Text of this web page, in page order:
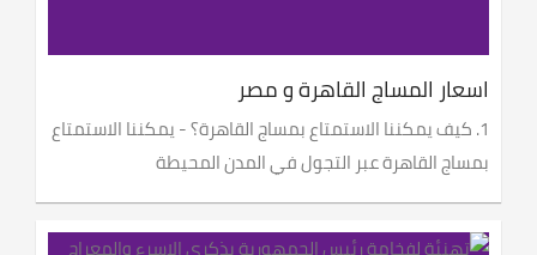
اسعار المساج القاهرة و مصر
1. كيف يمكننا الاستمتاع بمساج القاهرة؟ - يمكننا الاستمتاع
بمساج القاهرة عبر التجول في المدن المحيطة